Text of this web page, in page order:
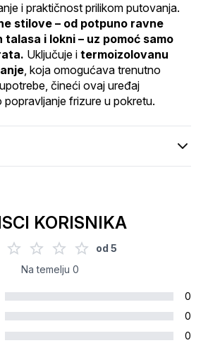
i praktičnost prilikom putovanja.
stilove – od potpuno ravne
talasa i lokni – uz pomoć samo
Uključuje i termoizolovanu
, koja omogućava trenutno
čineći ovaj uređaj
popravljanje frizure u pokretu.
KORISNIKA
od 5
Na temelju 0
0
0
0